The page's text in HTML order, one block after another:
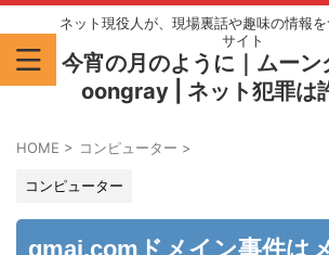
ネット現役人が、現場裏話や趣味の情報
サイト
今宵の月のように｜ムーン
oongray | ネット犯罪は
HOME > コンピューター >
コンピューター
gmai.comドメイン事件は